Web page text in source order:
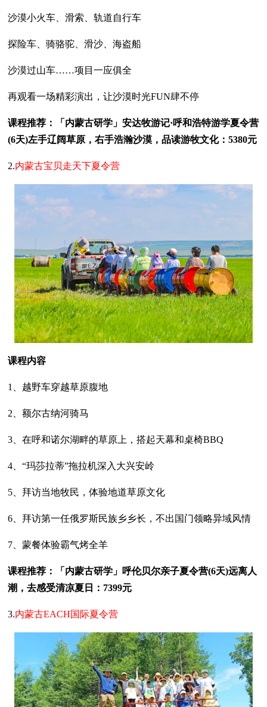
沙漠小火车、滑索、轨道自行车
探险车、骑骆驼、滑沙、海盗船
沙漠过山车……项目一应俱全
再观看一场精彩演出，让沙漠时光FUN肆不停
课程推荐：「内蒙古研学」安达牧游记·呼和浩特游学夏令营
(6天)左手辽阔草原，右手浩瀚沙漠，品读游牧文化：5380元
2.内蒙古宝贝走天下夏令营
课程内容
1、越野车穿越草原腹地
2、额尔古纳河骑马
3、在呼和诺尔湖畔的草原上，搭起天幕和桌椅BBQ
4、“玛莎拉蒂”拖拉机深入大兴安岭
5、拜访当地牧民，体验地道草原文化
6、拜访第一任俄罗斯民族乡乡长，不出国门领略异域风情
7、蒙餐体验霸气烤全羊
课程推荐：「内蒙古研学」呼伦贝尔亲子夏令营(6天)远离人
潮，去感受清凉夏日：7399元
3.内蒙古EACH国际夏令营